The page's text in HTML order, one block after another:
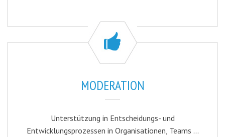
MODERATION
Unterstützung in Entscheidungs- und
Entwicklungsprozessen in Organisationen, Teams ...